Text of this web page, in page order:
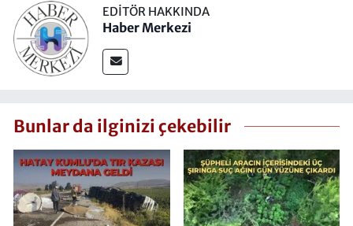
EDITÖR HAKKINDA
Haber Merkezi
Bunlar da ilginizi çekebilir